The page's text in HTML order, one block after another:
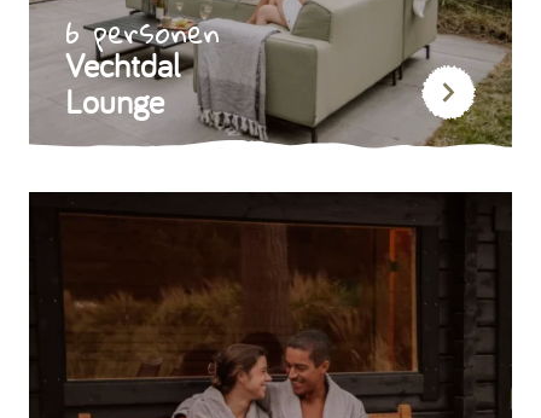
6 personen
Vechtdal
Lounge